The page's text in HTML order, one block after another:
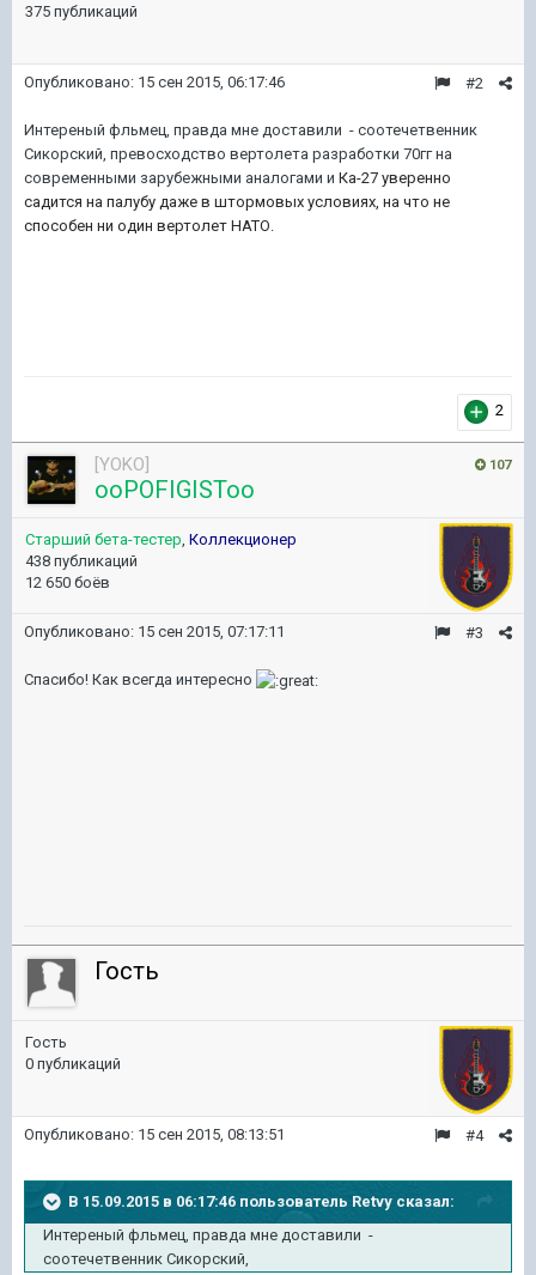
375 публикаций
#2
Опубликовано: 15 сен 2015, 06:17:46
Интереный фльмец, правда мне доставили - соотечетвенник
Сикорский, превосходство вертолета разработки 70гг на
современными зарубежными аналогами и Ка-27 уверенно
садится на палубу даже в штормовых условиях, на что не
способен ни один вертолeт НАТО.
2
107
[YOKO]
ooPOFIGISToo
Старший бета-тестер, Коллекционер
438 публикаций
12 650 боёв
#3
Опубликовано: 15 сен 2015, 07:17:11
Спасибо! Как всегда интересно
Гость
Гость
0 публикаций
#4
Опубликовано: 15 сен 2015, 08:13:51
В 15.09.2015 в 06:17:46 пользователь Retvy сказал:
Интереный фльмец, правда мне доставили -
соотечетвенник Сикорский,